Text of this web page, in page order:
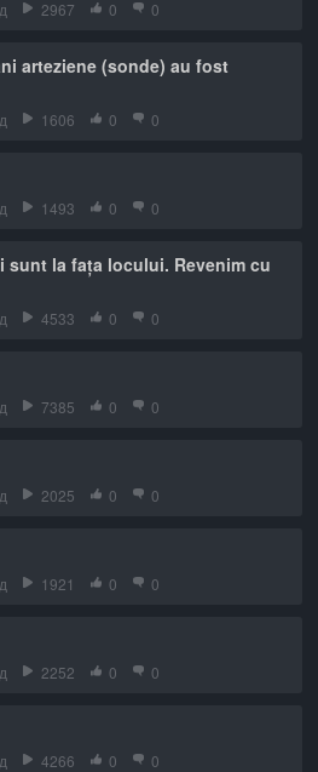
2967 0 0
arteziene (sonde) au fost
1606 0 0
1493 0 0
sunt la fața locului. Revenim cu
4533 0 0
7385 0 0
2025 0 0
1921 0 0
2252 0 0
4266 0 0